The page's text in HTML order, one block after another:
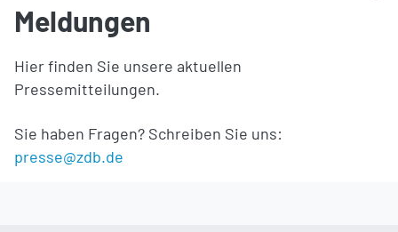
Meldungen
Hier finden Sie unsere aktuellen
Pressemitteilungen.
Sie haben Fragen? Schreiben Sie uns:
presse@zdb.de